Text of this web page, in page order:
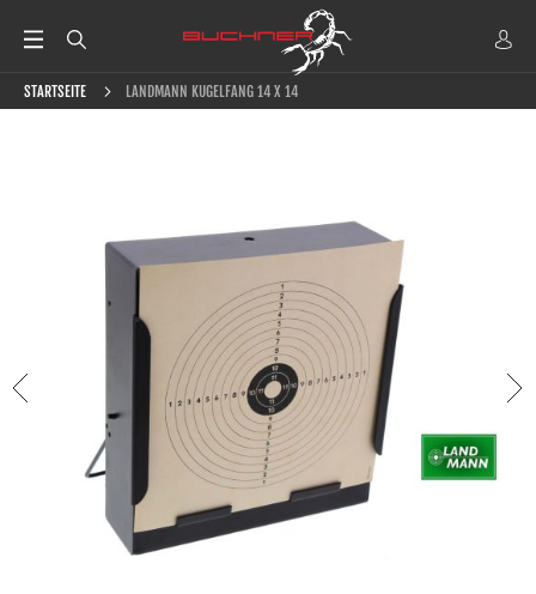
STARTSEITE LANDMANN KUGELFANG 14 X 14